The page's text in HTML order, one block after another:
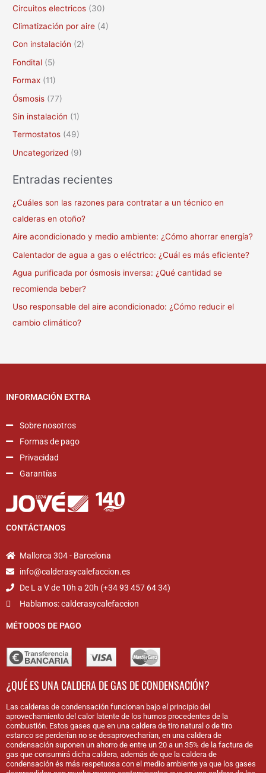
Circuitos electricos (30)
Climatización por aire (4)
Con instalación (2)
Fondital (5)
Formax (11)
Ósmosis (77)
Sin instalación (1)
Termostatos (49)
Uncategorized (9)
Entradas recientes
¿Cuáles son las razones para contratar a un técnico en
calderas en otoño?
Aire acondicionado y medio ambiente: ¿Cómo ahorrar energía?
Calentador de agua a gas o eléctrico: ¿Cuál es más eficiente?
Agua purificada por ósmosis inversa: ¿Qué cantidad se
recomienda beber?
Uso responsable del aire acondicionado: ¿Cómo reducir el
cambio climático?
INFORMACIÓN EXTRA
Sobre nosotros
Formas de pago
Privacidad
Garantías
CONTÁCTANOS
Mallorca 304 - Barcelona
info@calderasycalefaccion.es
De L a V de 10h a 20h (+34 93 457 64 34)
Hablamos: calderasycalefaccion
MÉTODOS DE PAGO
¿QUÉ ES UNA CALDERA DE GAS DE CONDENSACIÓN?
Las calderas de condensación funcionan bajo el principio del
aprovechamiento del calor latente de los humos procedentes de la
combustión. Estos gases que en una caldera de tiro natural o de tiro
estanco se perderían no se desaprovecharían, en una caldera de
condensación suponen un ahorro de entre un 20 a un 35% de la factura de
gas que consumirá dicha caldera, además de que la caldera de
condensación és más respetuosa con el medio ambiente ya que los gases